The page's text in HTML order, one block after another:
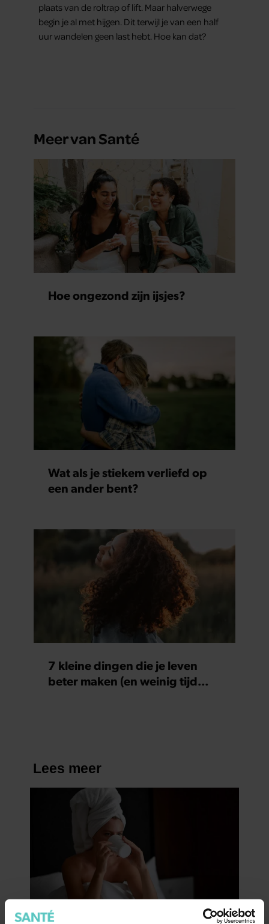
plaats van de roltrap of lift. Maar halverwege
begin je al met hijgen. Dit terwijl je van een half
uur wandelen geen last hebt. Hoe kan dat?
Meer van Santé
Hoe ongezond zijn ijsjes?
Wat als je stiekem verliefd op
een ander bent?
7 kleine dingen die je leven
beter maken (en weinig tijd